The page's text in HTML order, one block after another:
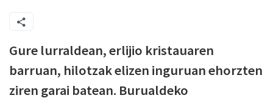
Gure lurraldean, erlijio kristauaren
barruan, hilotzak elizen inguruan ehorzten
ziren garai batean. Burualdeko